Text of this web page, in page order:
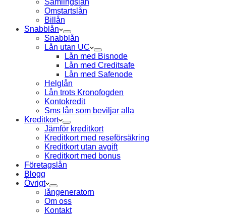
Samlingslån
Omstartslån
Billån
Snabblån
Snabblån
Lån utan UC
Lån med Bisnode
Lån med Creditsafe
Lån med Safenode
Helglån
Lån trots Kronofogden
Kontokredit
Sms lån som beviljar alla
Kreditkort
Jämför kreditkort
Kreditkort med reseförsäkring
Kreditkort utan avgift
Kreditkort med bonus
Företagslån
Blogg
Övrigt
långeneratorn
Om oss
Kontakt